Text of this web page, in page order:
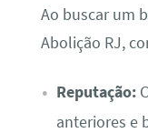
Ao buscar um
Abolição RJ,
Reputação:
anteriores e